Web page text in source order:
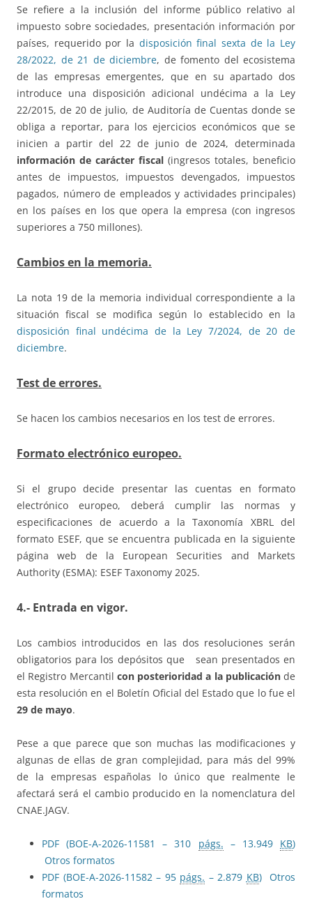
Se refiere a la inclusión del informe público relativo al
impuesto sobre sociedades, presentación información por
países, requerido por la disposición final sexta de la Ley
28/2022, de 21 de diciembre, de fomento del ecosistema
de las empresas emergentes, que en su apartado dos
introduce una disposición adicional undécima a la Ley
22/2015, de 20 de julio, de Auditoría de Cuentas donde se
obliga a reportar, para los ejercicios económicos que se
inicien a partir del 22 de junio de 2024, determinada
información de carácter fiscal (ingresos totales, beneficio
antes de impuestos, impuestos devengados, impuestos
pagados, número de empleados y actividades principales)
en los países en los que opera la empresa (con ingresos
superiores a 750 millones).
Cambios en la memoria.
La nota 19 de la memoria individual correspondiente a la
situación fiscal se modifica según lo establecido en la
disposición final undécima de la Ley 7/2024, de 20 de
diciembre.
Test de errores.
Se hacen los cambios necesarios en los test de errores.
Formato electrónico europeo.
Si el grupo decide presentar las cuentas en formato
electrónico europeo, deberá cumplir las normas y
especificaciones de acuerdo a la Taxonomía XBRL del
formato ESEF, que se encuentra publicada en la siguiente
página web de la European Securities and Markets
Authority (ESMA): ESEF Taxonomy 2025.
4.- Entrada en vigor.
Los cambios introducidos en las dos resoluciones serán
obligatorios para los depósitos que sean presentados en
el Registro Mercantil con posterioridad a la publicaciónde
esta resolución en el Boletín Oficial del Estado que lo fue el
29 de mayo.
Pese a que parece que son muchas las modificaciones y
algunas de ellas de gran complejidad, para más del 99%
de la empresas españolas lo único que realmente le
afectará será el cambio producido en la nomenclatura del
CNAE.JAGV.
PDF (BOE-A-2026-11581 – 310 págs. – 13.949 KB)
Otros formatos
PDF (BOE-A-2026-11582 – 95 págs. – 2.879 KB) Otros
formatos